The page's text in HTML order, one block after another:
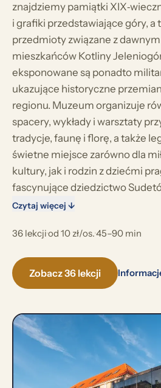
znajdziemy pamiątki
i grafiki przedstawiające góry, a
przedmioty związane z
mieszkańców Kotliny
eksponowane są ponadto
ukazujące historyczne
regionu. Muzeum organizuje
spacery, wykłady i warsztaty
tradycje, faunę i florę, a także
świetne miejsce zarówno dla
kultury, jak i rodzin z dziećmi
fascynujące dziedzictwo
Czytaj więcej ↓
36 lekcji·od 10 zł/os.·45–90 min
Zobacz 36 lekcji